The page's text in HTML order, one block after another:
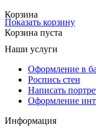
Корзина
Показать корзину
Корзина пуста
Наши услуги
Оформление в
Роспись стен
Написать
Оформление
Информация